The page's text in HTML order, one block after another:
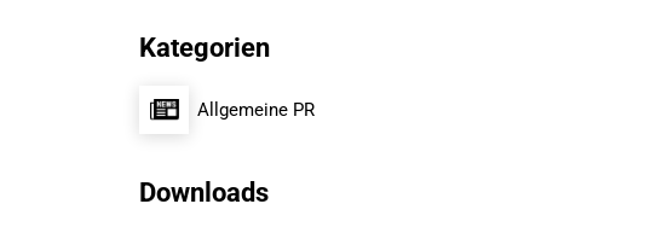
Kategorien
Allgemeine PR
Downloads